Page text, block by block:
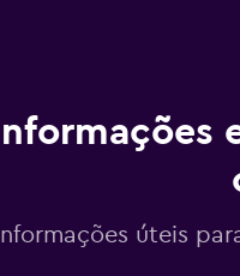
Informações úteis